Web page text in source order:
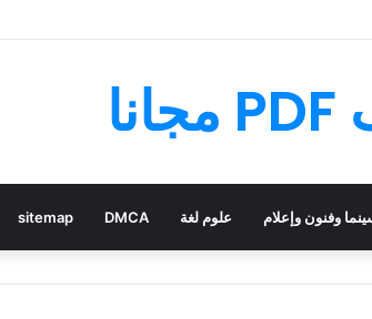
وفنون وإعلام علوم لغة DMCA
sitemap